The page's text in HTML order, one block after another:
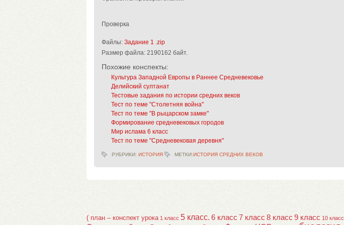
Проверка
Файлы: Задание 1 .zip
Размер файла: 2190162 байт.
Похожие конспекты:
Культура Западной Европы в Раннее Средневековье
Делийский султанат
Тестовые задания по истории средних веков
Тест по теме "Столетняя война"
Тест по теме "В рыцарском замке"
Формирование средневековых городов
Мир ислама 6 класс
Тест по теме "Средневековая деревня"
РУБРИКИ: ИСТОРИЯ МЕТКИ:ИСТОРИЯ СРЕДНИХ ВЕКОВ
( план – конспект урока 1 класс 5 класс. 6 класс 7 класс 8 класс 9 класс 10 класс